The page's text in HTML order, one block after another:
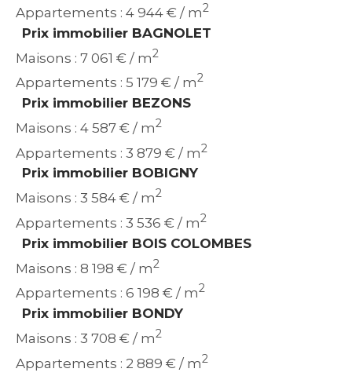
Appartements : 4 944 € / m2
Prix immobilier BAGNOLET
Maisons : 7 061 € / m2
Appartements : 5 179 € / m2
Prix immobilier BEZONS
Maisons : 4 587 € / m2
Appartements : 3 879 € / m2
Prix immobilier BOBIGNY
Maisons : 3 584 € / m2
Appartements : 3 536 € / m2
Prix immobilier BOIS COLOMBES
Maisons : 8 198 € / m2
Appartements : 6 198 € / m2
Prix immobilier BONDY
Maisons : 3 708 € / m2
Appartements : 2 889 € / m2